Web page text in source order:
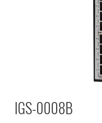
IGS-0008B